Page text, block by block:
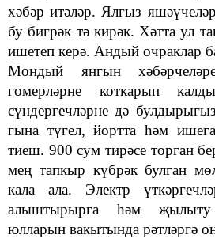
хәбәр итәләр. Ялгыз
бу бигрәк тә кирәк. Хәтта ул
ишетеп керә. Андый очраклар
Мондый янгын
гомерләрне коткарып
сүндергечләрне дә
гына түгел, йортта һәм
тиеш. 900 сум тирәсе торган
мең тапкыр күбрәк булган
кала ала. Электр
алыштырырга һәм җылыту
юлларын вакытында рәтләргә